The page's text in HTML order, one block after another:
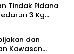
Tindak Pidana
3 Kg
dan
Kawasan